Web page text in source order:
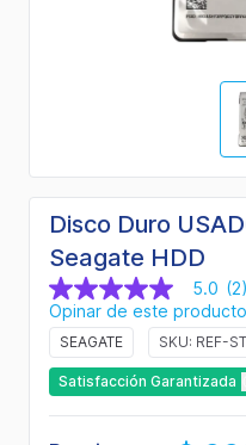
Disco Duro
Seagate HDD
5.0
de
5
estrellas,
valor
medio
de
5.0 (2)
Opinar de este producto
SEAGATE SKU: REF-
Satisfacción Garantizada